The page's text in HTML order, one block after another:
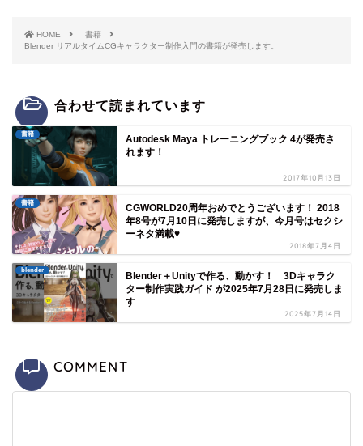
HOME
書籍
Blender リアルタイムCGキャラクター制作入門の書籍が発売します。
合わせて読まれています
書籍
Autodesk Maya トレーニングブック 4が発売さ
れます！
2017年10月13日
書籍
CGWORLD20周年おめでとうございます！ 2018
年8号が7月10日に発売しますが、今月号はセクシ
ーネタ満載♥
2018年7月4日
blender
Blender＋Unityで作る、動かす！ 3Dキャラク
ター制作実践ガイド が2025年7月28日に発売しま
す
2025年7月14日
COMMENT